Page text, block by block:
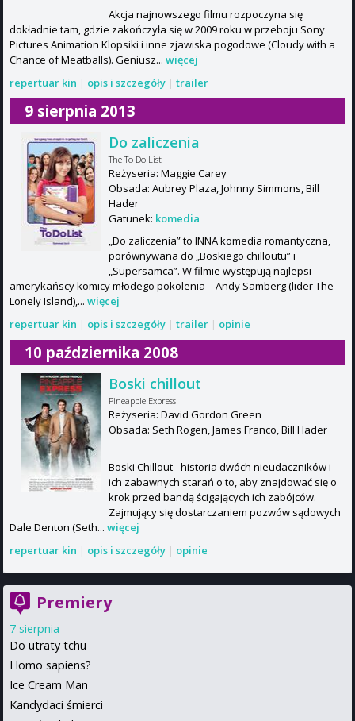
Akcja najnowszego filmu rozpoczyna się
dokładnie tam, gdzie zakończyła się w 2009 roku w przeboju Sony
Pictures Animation Klopsiki i inne zjawiska pogodowe (Cloudy with a
Chance of Meatballs). Geniusz... więcej
repertuar kin | opis i szczegóły | trailer
9 sierpnia 2013
Do zaliczenia
The To Do List
Reżyseria: Maggie Carey
Obsada: Aubrey Plaza, Johnny Simmons, Bill
Hader
Gatunek: komedia
„Do zaliczenia” to INNA komedia romantyczna,
porównywana do „Boskiego chilloutu” i
„Supersamca”. W filmie występują najlepsi
amerykańscy komicy młodego pokolenia – Andy Samberg (lider The
Lonely Island),... więcej
repertuar kin | opis i szczegóły | trailer | opinie
10 października 2008
Boski chillout
Pineapple Express
Reżyseria: David Gordon Green
Obsada: Seth Rogen, James Franco, Bill Hader
Boski Chillout - historia dwóch nieudaczników i
ich zabawnych starań o to, aby znajdować się o
krok przed bandą ścigających ich zabójców.
Zajmujący się dostarczaniem pozwów sądowych
Dale Denton (Seth... więcej
repertuar kin | opis i szczegóły | opinie
Premiery
7 sierpnia
Do utraty tchu
Homo sapiens?
Ice Cream Man
Kandydaci śmierci